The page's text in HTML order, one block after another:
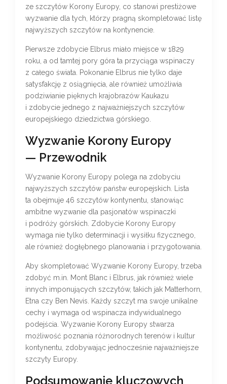
ze szczytów Korony Europy, co stanowi prestiżowe
wyzwanie dla tych, którzy pragną skompletować listę
najwyższych szczytów na kontynencie.
Pierwsze zdobycie Elbrus miało miejsce w 1829
roku, a od tamtej pory góra ta przyciąga wspinaczy
z całego świata. Pokonanie Elbrus nie tylko daje
satysfakcję z osiągnięcia, ale również umożliwia
podziwianie pięknych krajobrazów Kaukazu
i zdobycie jednego z najważniejszych szczytów
europejskiego dziedzictwa górskiego.
Wyzwanie Korony Europy
— Przewodnik
Wyzwanie Korony Europy polega na zdobyciu
najwyższych szczytów państw europejskich. Lista
ta obejmuje 46 szczytów kontynentu, stanowiąc
ambitne wyzwanie dla pasjonatów wspinaczki
i podróży górskich. Zdobycie Korony Europy
wymaga nie tylko determinacji i wysiłku fizycznego,
ale również dogłębnego planowania i przygotowania.
Aby skompletować Wyzwanie Korony Europy, trzeba
zdobyć m.in. Mont Blanc i Elbrus, jak również wiele
innych imponujących szczytów, takich jak Matterhorn,
Etna czy Ben Nevis. Każdy szczyt ma swoje unikalne
cechy i wymaga od wspinacza indywidualnego
podejścia. Wyzwanie Korony Europy stwarza
możliwość poznania różnorodnych terenów i kultur
kontynentu, zdobywając jednocześnie najważniejsze
szczyty Europy.
Podsumowanie kluczowych